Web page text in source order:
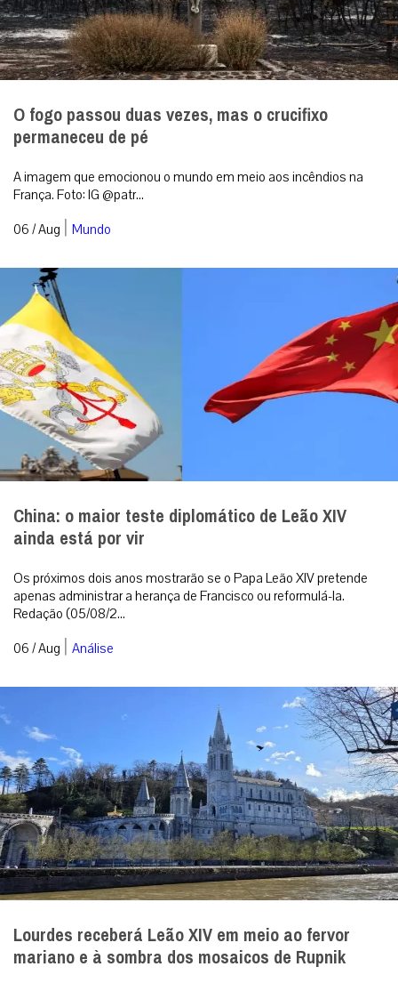
O fogo passou duas vezes, mas o crucifixo
permaneceu de pé
A imagem que emocionou o mundo em meio aos incêndios na
França. Foto: IG @patr...
06 / Aug | Mundo
China: o maior teste diplomático de Leão XIV
ainda está por vir
Os próximos dois anos mostrarão se o Papa Leão XIV pretende
apenas administrar a herança de Francisco ou reformulá-la.
Redação (05/08/2...
06 / Aug | Análise
Lourdes receberá Leão XIV em meio ao fervor
mariano e à sombra dos mosaicos de Rupnik